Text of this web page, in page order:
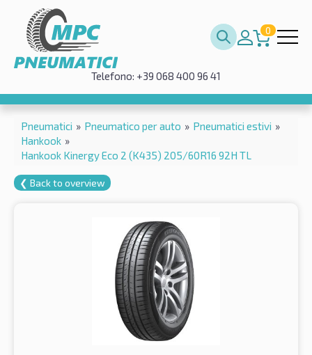
0
Telefono: +39 068 400 96 41
Pneumatici » Pneumatico per auto » Pneumatici estivi »
Hankook »
Hankook Kinergy Eco 2 (K435) 205/60R16 92H TL
❮ Back to overview